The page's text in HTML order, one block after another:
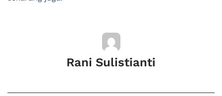
Rani Sulistianti